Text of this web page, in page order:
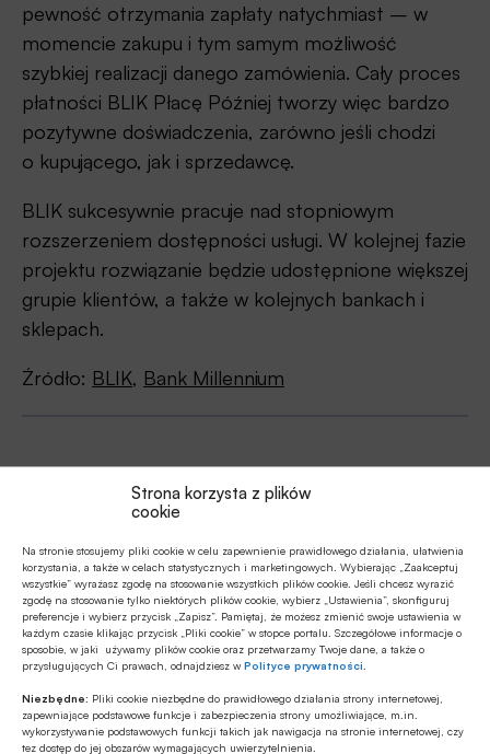
Strona korzysta z plików
cookie
Na stronie stosujemy pliki cookie w celu zapewnienie prawidłowego działania, ułatwienia
korzystania, a także w celach statystycznych i marketingowych. Wybierając „Zaakceptuj
wszystkie” wyrażasz zgodę na stosowanie wszystkich plików cookie. Jeśli chcesz wyrazić
zgodę na stosowanie tylko niektórych plików cookie, wybierz „Ustawienia”, skonfiguruj
preferencje i wybierz przycisk „Zapisz”. Pamiętaj, że możesz zmienić swoje ustawienia w
każdym czasie klikając przycisk „Pliki cookie” w stopce portalu. Szczegółowe informacje o
sposobie, w jaki używamy plików cookie oraz przetwarzamy Twoje dane, a także o
przysługujących Ci prawach, odnajdziesz wPolityce prywatności
Niezbędne: Pliki cookie niezbędne do prawidłowego działania strony internetowej,
zapewniające podstawowe funkcje i zabezpieczenia strony umożliwiające, m.in.
wykorzystywanie podstawowych funkcji takich jak nawigacja na stronie internetowej, czy
tez dostęp do jej obszarów wymagających uwierzytelnienia.
pewność otrzymania zapłaty natychmiast – w
momencie zakupu i tym samym możliwość
szybkiej realizacji danego zamówienia. Cały proces
płatności BLIK Płacę Później tworzy więc bardzo
pozytywne doświadczenia, zarówno jeśli chodzi
o kupującego, jak i sprzedawcę.
BLIK sukcesywnie pracuje nad stopniowym
rozszerzeniem dostępności usługi. W kolejnej fazie
projektu rozwiązanie będzie udostępnione większej
grupie klientów, a także w kolejnych bankach i
sklepach.
Źródło: BLIK, Bank Millennium
Tagi
Bank Millennium BLIK Dariusz Mazurkiewicz
Halina Karpińska Płatności odroczone